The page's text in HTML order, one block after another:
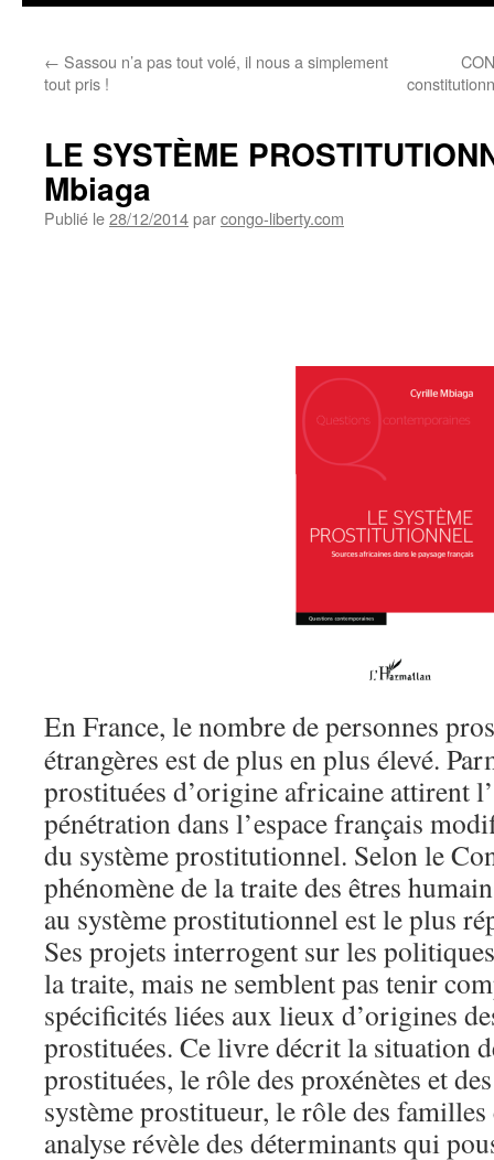
← Sassou n’a pas tout volé, il nous a simplement
tout pris !
LE SYSTÈME
Mbiaga
Publié le28/12/2014parcongo-liberty.com
En France, le nombre de personnes
étrangères est de plus en plus élevé.
prostituées d’origine africaine attirent
pénétration dans l’espace français
du système prostitutionnel. Selon le
phénomène de la traite des êtres
au système prostitutionnel est le plus
Ses projets interrogent sur les
la traite, mais ne semblent pas tenir
spécificités liées aux lieux d’origines
prostituées. Ce livre décrit la situation
prostituées, le rôle des proxénètes et
système prostitueur, le rôle des
analyse révèle des déterminants qui